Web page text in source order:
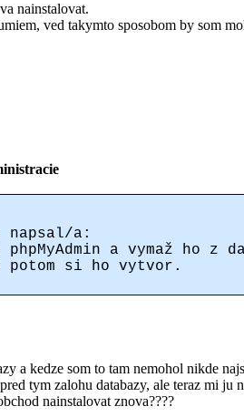
nainstalovat.
ved takymto sposobom by som
napsal/a:
phpMyAdmin a vymaž ho
potom si ho vytvor.
a kedze som to tam nemohol nikde
tym zalohu databazy, ale teraz mi ju
nainstalovat znova????